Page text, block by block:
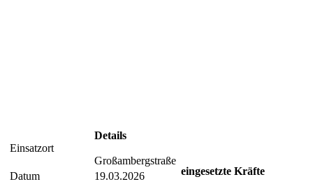
Einsatzort
Details
Großambergstraße
Datum
19.03.2026
eingesetzte Kräfte